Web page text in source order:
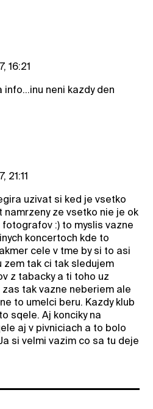
16:21
info...inu neni kazdy den
21:11
uzivat si ked je vsetko
namrzeny ze vsetko nie je ok
fotografov :) to myslis vazne
koncertoch kde to
cele v tme by si to asi
zem tak ci tak sledujem
z tabacky a ti toho uz
tak vazne neberiem ale
to umelci beru. Kazdy klub
sqele. Aj konciky na
aj v pivniciach a to bolo
si velmi vazim co sa tu deje